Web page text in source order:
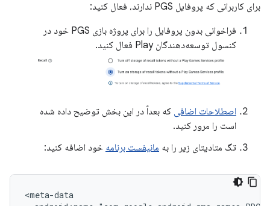
برای کاربرانی که پروفایل PGS ندارند، فعال کنید:
فراخوانی بدون پروفایل را برای پروژه بازی PGS خود در
کنسول توسعه‌دهندگان Play فعال کنید.
اصطلاحات اضافی که بعداً در این بخش توضیح داده شده
است را مرور کنید.
تگ متادیتای زیر را به مانیفست برنامه خود اضافه کنید: